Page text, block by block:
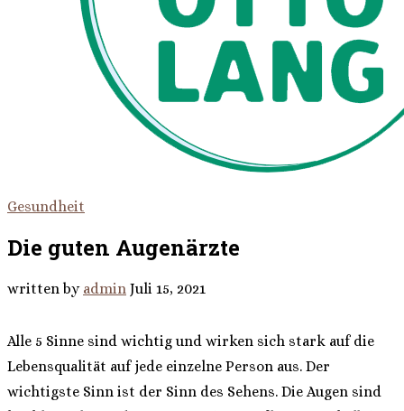
Gesundheit
Die guten Augenärzte
written by admin Juli 15, 2021
Alle 5 Sinne sind wichtig und wirken sich stark auf die
Lebensqualität auf jede einzelne Person aus. Der
wichtigste Sinn ist der Sinn des Sehens. Die Augen sind